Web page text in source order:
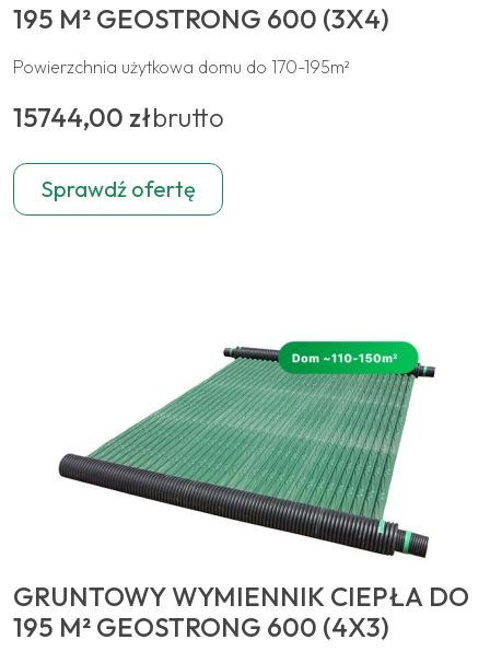
195 M² GEOSTRONG 600 (3X4)
Powierzchnia użytkowa domu do 170-195m²
15744,00 złbrutto
Sprawdź ofertę
GRUNTOWY WYMIENNIK CIEPŁA DO
195 M² GEOSTRONG 600 (4X3)